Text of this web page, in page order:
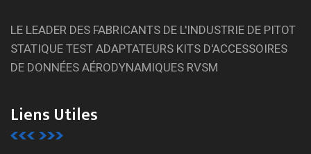
LE LEADER DES FABRICANTS DE L'INDUSTRIE DE PITOT
STATIQUE TEST ADAPTATEURS KITS D'ACCESSOIRES
DE DONNÉES AÉRODYNAMIQUES RVSM
Liens Utiles